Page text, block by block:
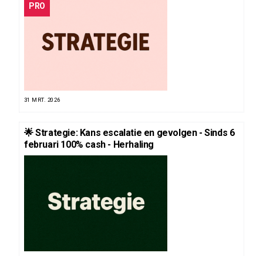
PRO
31 MRT. 2026
🌟 Strategie: Kans escalatie en gevolgen - Sinds 6
februari 100% cash - Herhaling